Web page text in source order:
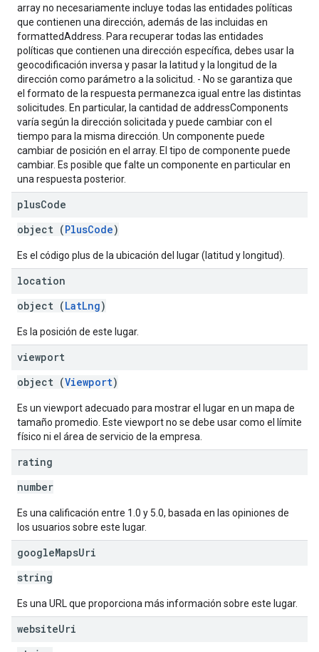
array no necesariamente incluye todas las entidades políticas
que contienen una dirección, además de las incluidas en
formattedAddress. Para recuperar todas las entidades
políticas que contienen una dirección específica, debes usar la
geocodificación inversa y pasar la latitud y la longitud de la
dirección como parámetro a la solicitud. - No se garantiza que
el formato de la respuesta permanezca igual entre las distintas
solicitudes. En particular, la cantidad de addressComponents
varía según la dirección solicitada y puede cambiar con el
tiempo para la misma dirección. Un componente puede
cambiar de posición en el array. El tipo de componente puede
cambiar. Es posible que falte un componente en particular en
una respuesta posterior.
plusCode
object (PlusCode)
Es el código plus de la ubicación del lugar (latitud y longitud).
location
object (LatLng)
Es la posición de este lugar.
viewport
object (Viewport)
Es un viewport adecuado para mostrar el lugar en un mapa de
tamaño promedio. Este viewport no se debe usar como el límite
físico ni el área de servicio de la empresa.
rating
number
Es una calificación entre 1.0 y 5.0, basada en las opiniones de
los usuarios sobre este lugar.
googleMapsUri
string
Es una URL que proporciona más información sobre este lugar.
websiteUri